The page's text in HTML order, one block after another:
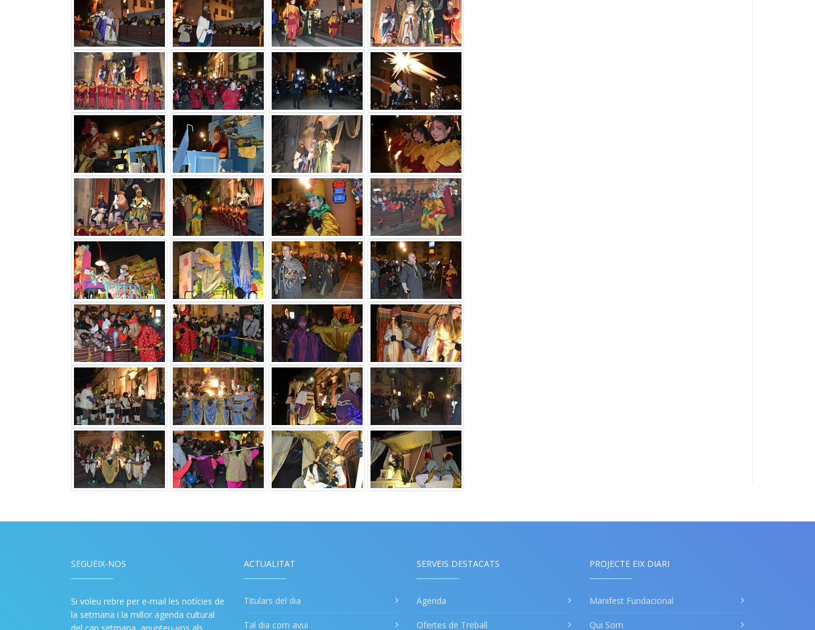
SEGUEIX-NOS
Si voleu rebre per e-mail les notícies de
la setmana i la millor agenda cultural
ACTUALITAT
Titulars del dia
Tal dia com avui
SERVEIS DESTACATS
Agenda
Ofertes de Treball
PROJECTE EIX DIARI
Manifest Fundacional
Qui Som